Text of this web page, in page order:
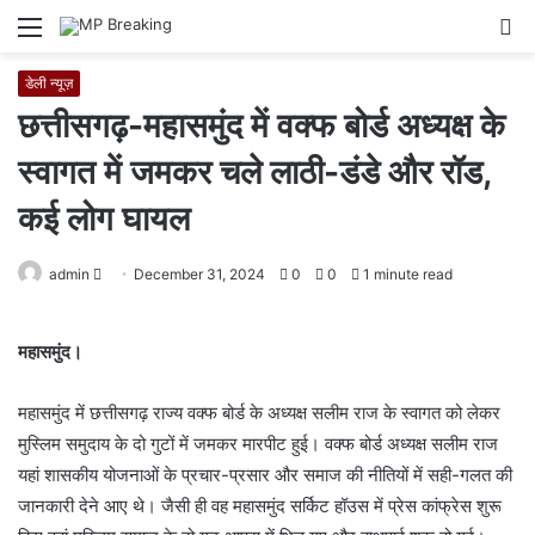
Menu
डेली न्यूज़
छत्तीसगढ़-महासमुंद में वक्फ बोर्ड अध्यक्ष के
स्वागत में जमकर चले लाठी-डंडे और रॉड,
कई लोग घायल
admin
n
e
m
a
December 31, 2024 0 0 1 minute read
महासमुंद।
महासमुंद में छत्तीसगढ़ राज्य वक्फ बोर्ड के अध्यक्ष सलीम राज के स्वागत को लेकर
मुस्लिम समुदाय के दो गुटों में जमकर मारपीट हुई। वक्फ बोर्ड अध्यक्ष सलीम राज
यहां शासकीय योजनाओं के प्रचार-प्रसार और समाज की नीतियों में सही-गलत की
जानकारी देने आए थे। जैसी ही वह महासमुंद सर्किट हॉउस में प्रेस कांफ्रेस शुरू